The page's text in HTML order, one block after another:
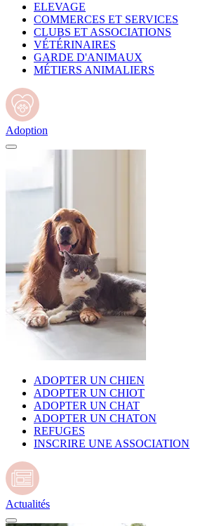
ELEVAGE
COMMERCES ET SERVICES
CLUBS ET ASSOCIATIONS
VÉTÉRINAIRES
GARDE D'ANIMAUX
MÉTIERS ANIMALIERS
Adoption
ADOPTER UN CHIEN
ADOPTER UN CHIOT
ADOPTER UN CHAT
ADOPTER UN CHATON
REFUGES
INSCRIRE UNE ASSOCIATION
Actualités